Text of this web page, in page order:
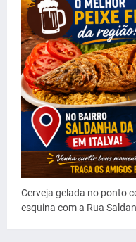
Cerveja gelada no ponto
esquina com a Rua